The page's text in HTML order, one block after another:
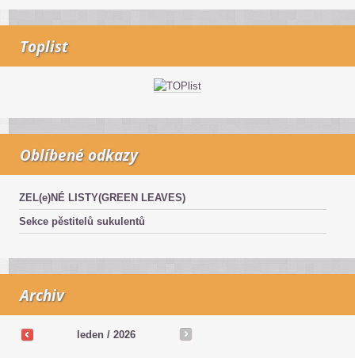
Toplist
Oblíbené odkazy
ZEL(e)NÉ LISTY(GREEN LEAVES)
Sekce pěstitelů sukulentů
Archiv
leden / 2026